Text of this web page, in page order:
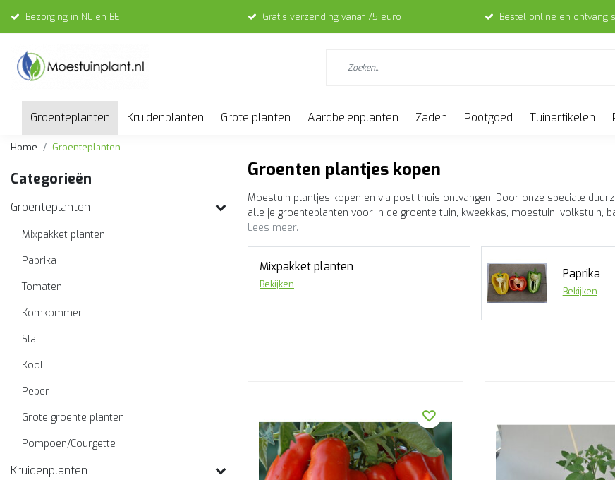
Bezorging in NL en BE Gratis verzending vanaf 75 euro Bestel online en ontvang
Groenteplanten Kruidenplanten Grote planten Aardbeienplanten Zaden Pootgoed Tuinartikelen
Home Groenteplanten
Categorieën
Groenteplanten
Mixpakket planten
Paprika
Tomaten
Komkommer
Sla
Kool
Peper
Grote groente planten
Pompoen/Courgette
Kruidenplanten
Groenten plantjes kopen
Moestuin plantjes kopen en via post thuis ontvangen! Door onze speciale
alle je groenteplanten voor in de groente tuin, kweekkas, moestuin, volkstuin,
Lees meer.
Mixpakket planten
Bekijken
Paprika
Bekijken